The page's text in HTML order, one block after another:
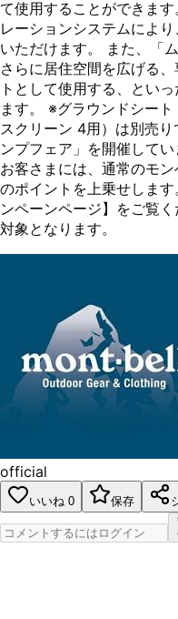
て使用することができま
レーションシステムによ
いただけます。 また、「
さらに居住空間を広げる
トとして使用する、とい
ます。 ※グラウンドシー
スクリーン 4用）は別売
ンプフェア」を開催して
お客さまには、通常のモ
のポイントを上乗せしま
ンペーンページ】をご覧
対象となります。
official
いいね 0 保存